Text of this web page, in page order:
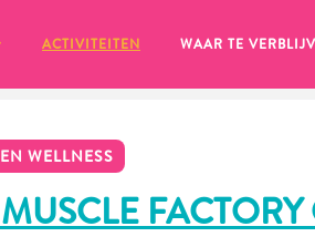
ACTIVITEITEN WAAR TE
WELLNESS